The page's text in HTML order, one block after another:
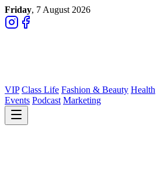
Friday, 7 August 2026
VIP Class Life Fashion & Beauty Health
Events Podcast Marketing